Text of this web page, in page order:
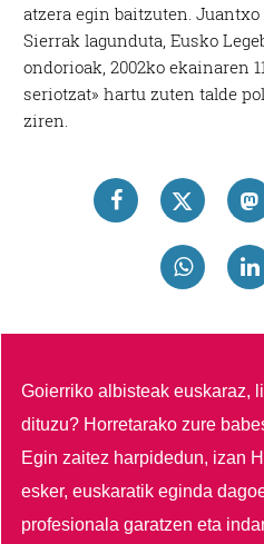
atzera egin baitzuten.
Sierrak lagunduta, Eusko
ondorioak, 2002ko ekainaren
seriotzat» hartu zuten talde
ziren.
Goierriko albisteak euskaraz,
dituzu? Horretarako zure
Egin zaitez harpidedun, izan
esker, euskaratik eginda
profesionala garatzen eta